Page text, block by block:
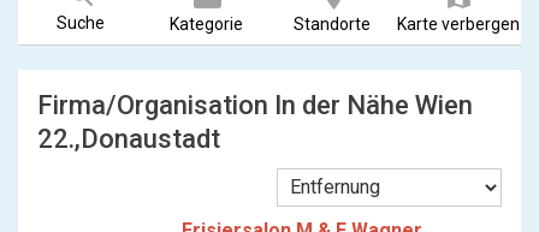
Suche Kategorie Standorte Karte verbergen
Firma/Organisation In der Nähe Wien
22.,Donaustadt